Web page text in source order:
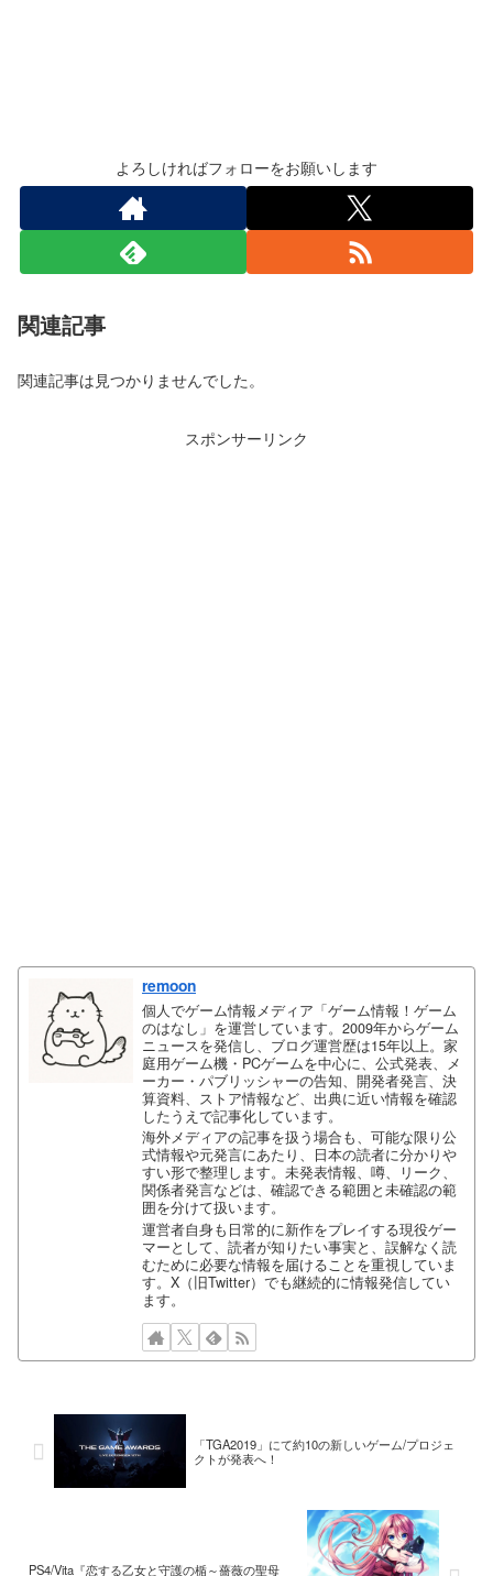
よろしければフォローをお願いします
関連記事
関連記事は見つかりませんでした。
スポンサーリンク
remoon
個人でゲーム情報メディア「ゲーム情報！ゲーム
のはなし」を運営しています。2009年からゲーム
ニュースを発信し、ブログ運営歴は15年以上。家
庭用ゲーム機・PCゲームを中心に、公式発表、メ
ーカー・パブリッシャーの告知、開発者発言、決
算資料、ストア情報など、出典に近い情報を確認
したうえで記事化しています。
海外メディアの記事を扱う場合も、可能な限り公
式情報や元発言にあたり、日本の読者に分かりや
すい形で整理します。未発表情報、噂、リーク、
関係者発言などは、確認できる範囲と未確認の範
囲を分けて扱います。
運営者自身も日常的に新作をプレイする現役ゲー
マーとして、読者が知りたい事実と、誤解なく読
むために必要な情報を届けることを重視していま
す。X（旧Twitter）でも継続的に情報発信してい
ます。
「TGA2019」にて約10の新しいゲーム/プロジェ
クトが発表へ！
PS4/Vita『恋する乙女と守護の楯～薔薇の聖母